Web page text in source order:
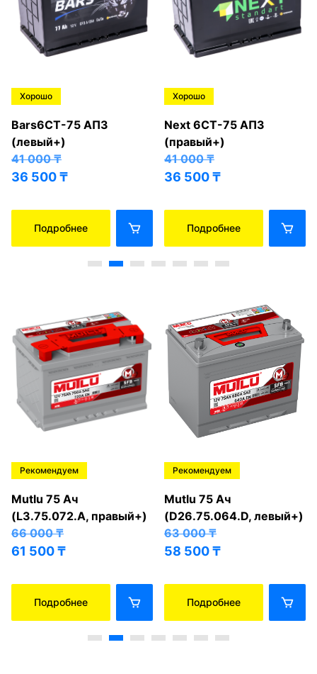
Хорошо
Bars6СТ-75 АПЗ
(левый+)
41 000₸
36 500₸
Подробнее
Хорошо
Next 6СТ-75 АПЗ
(правый+)
41 000₸
36 500₸
Подробнее
Рекомендуем
Mutlu 75 Ач
(L3.75.072.A, правый+)
66 000₸
61 500₸
Подробнее
Рекомендуем
Mutlu 75 Ач
(D26.75.064.D, левый+)
63 000₸
58 500₸
Подробнее